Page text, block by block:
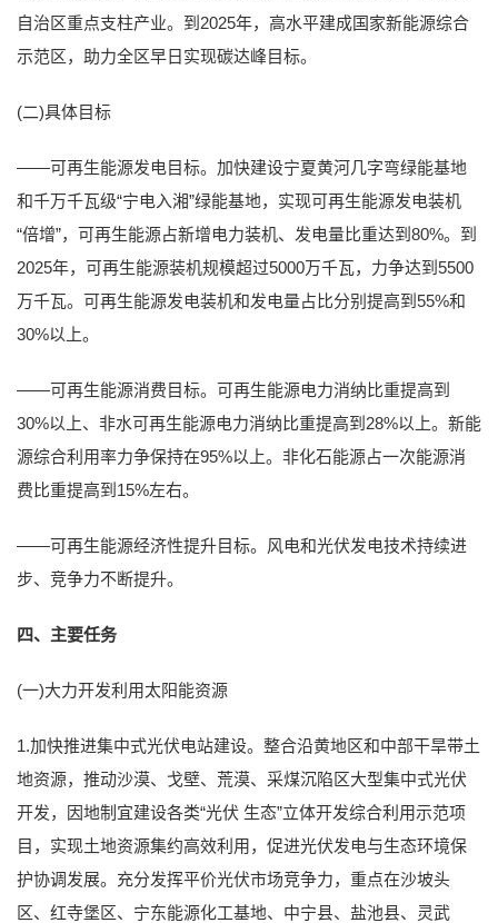
自治区重点支柱产业。到2025年，高水平建成国家新能源综合
示范区，助力全区早日实现碳达峰目标。
(二)具体目标
——可再生能源发电目标。加快建设宁夏黄河几字弯绿能基地
和千万千瓦级“宁电入湘”绿能基地，实现可再生能源发电装机
“倍增”，可再生能源占新增电力装机、发电量比重达到80%。到
2025年，可再生能源装机规模超过5000万千瓦，力争达到5500
万千瓦。可再生能源发电装机和发电量占比分别提高到55%和
30%以上。
——可再生能源消费目标。可再生能源电力消纳比重提高到
30%以上、非水可再生能源电力消纳比重提高到28%以上。新能
源综合利用率力争保持在95%以上。非化石能源占一次能源消
费比重提高到15%左右。
——可再生能源经济性提升目标。风电和光伏发电技术持续进
步、竞争力不断提升。
四、主要任务
(一)大力开发利用太阳能资源
1.加快推进集中式光伏电站建设。整合沿黄地区和中部干旱带土
地资源，推动沙漠、戈壁、荒漠、采煤沉陷区大型集中式光伏
开发，因地制宜建设各类“光伏 生态”立体开发综合利用示范项
目，实现土地资源集约高效利用，促进光伏发电与生态环境保
护协调发展。充分发挥平价光伏市场竞争力，重点在沙坡头
区、红寺堡区、宁东能源化工基地、中宁县、盐池县、灵武